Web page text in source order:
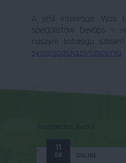
A jeśli interesuje Was
specjalistów DevOps –
naszym katalogu
sysopspolska.pl/szkolenia.
11
08